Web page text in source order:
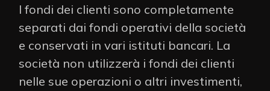
I fondi dei clienti sono completamente
separati dai fondi operativi della società
e conservati in vari istituti bancari. La
società non utilizzerà i fondi dei clienti
nelle sue operazioni o altri investimenti,